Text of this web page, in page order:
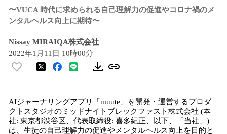
〜VUCA 時代に求められる自己理解力の促進やコロナ禍のメ
ンタルヘルス向上に期待〜
Nissay MIRAIQA株式会社
2022年1月11日 10時00分
い
！
数
を
AIジャーナリングアプリ「muute」を開発・運営するプロダ
クトスタジオのミッドナイトブレックファスト株式会社 (本
社: 東京都渋谷区、代表取締役: 喜多紀正、以下、「当社」)
は、生徒の自己理解力の促進やメンタルヘルス向上を目的と